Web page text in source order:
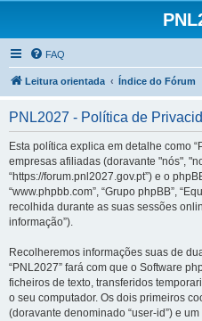
FAQ
Leitura orientada Índice do Fórum
PNL2027 - Política de
Esta política explica em detalhe como
empresas afiliadas (doravante "nós",
“https://forum.pnl2027.gov.pt”) e o
“www.phpbb.com”, “Grupo phpBB”,
recolhida durante as suas sessões
informação”).
Recolheremos informações suas de
“PNL2027” fará com que o Software
ficheiros de texto, transferidos
o seu computador. Os dois primeiros
(doravante denominado “user-id”) e